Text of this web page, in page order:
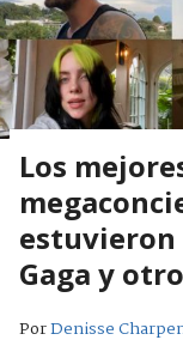
Los
estuvieron
Gaga y
PorDenisse